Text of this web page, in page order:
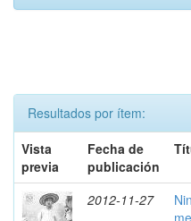
Resultados por ítem:
Vista
previa
Fecha de
publicación
2012-11-27